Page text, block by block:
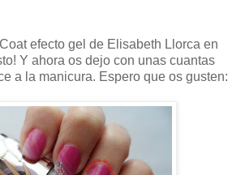
efecto gel de Elisabeth Llorca en
Y ahora os dejo con unas cuantas
a la manicura. Espero que os gusten: